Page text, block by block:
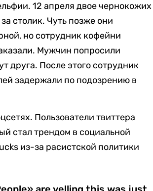
12 апреля двое чернокожих
столик. Чуть позже они
но сотрудник кофейни
Мужчин попросили
друга. После этого сотрудник
задержали по подозрению в
Пользователи твиттера
стал трендом в социальной
из-за расистской политики